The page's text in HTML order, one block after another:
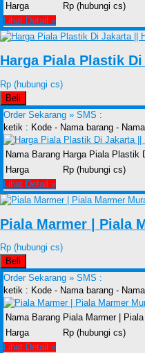
Harga
Rp (hubungi cs)
Lihat Detail »
Harga Piala Plastik
Rp (hubungi cs)
Beli
Order Sekarang » SMS :
ketik : Kode - Nama barang -
Nama Barang Harga Piala Plastik
Harga
Rp (hubungi cs)
Lihat Detail »
Piala Marmer | Piala
Rp (hubungi cs)
Beli
Order Sekarang » SMS :
ketik : Kode - Nama barang -
Nama Barang Piala Marmer |
Harga
Rp (hubungi cs)
Lihat Detail »